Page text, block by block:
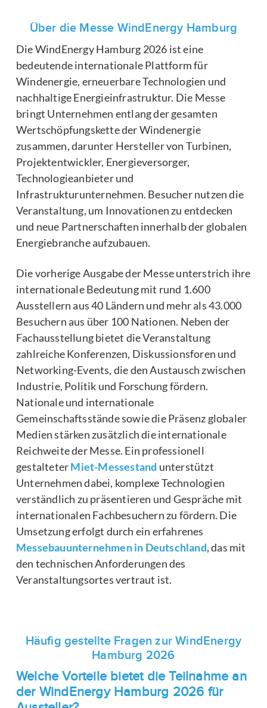
Über die Messe WindEnergy Hamburg
Die WindEnergy Hamburg 2026 ist eine
bedeutende internationale Plattform für
Windenergie, erneuerbare Technologien und
nachhaltige Energieinfrastruktur. Die Messe
bringt Unternehmen entlang der gesamten
Wertschöpfungskette der Windenergie
zusammen, darunter Hersteller von Turbinen,
Projektentwickler, Energieversorger,
Technologieanbieter und
Infrastrukturunternehmen. Besucher nutzen die
Veranstaltung, um Innovationen zu entdecken
und neue Partnerschaften innerhalb der globalen
Energiebranche aufzubauen.
Die vorherige Ausgabe der Messe unterstrich ihre
internationale Bedeutung mit rund 1.600
Ausstellern aus 40 Ländern und mehr als 43.000
Besuchern aus über 100 Nationen. Neben der
Fachausstellung bietet die Veranstaltung
zahlreiche Konferenzen, Diskussionsforen und
Networking-Events, die den Austausch zwischen
Industrie, Politik und Forschung fördern.
Nationale und internationale
Gemeinschaftsstände sowie die Präsenz globaler
Medien stärken zusätzlich die internationale
Reichweite der Messe. Ein professionell
gestalteterMiet-Messestand unterstützt
Unternehmen dabei, komplexe Technologien
verständlich zu präsentieren und Gespräche mit
internationalen Fachbesuchern zu fördern. Die
Umsetzung erfolgt durch ein erfahrenes
Messebauunternehmen in Deutschland, das mit
den technischen Anforderungen des
Veranstaltungsortes vertraut ist.
Häufig gestellte Fragen zur WindEnergy
Hamburg 2026
Welche Vorteile bietet die Teilnahme an
der WindEnergy Hamburg 2026 für